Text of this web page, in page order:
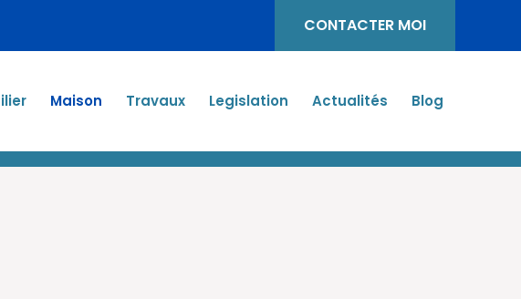
CONTACTER MOI
Maison Travaux Legislation Actualités Blog